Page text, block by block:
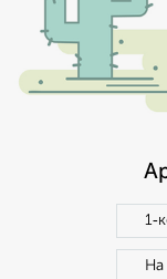
На